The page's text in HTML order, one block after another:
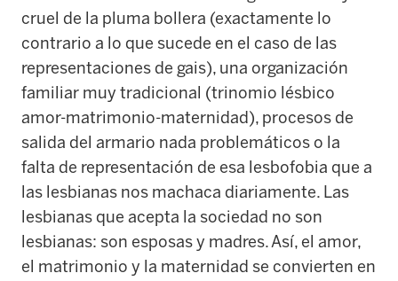
cruel de la pluma bollera (exactamente lo
contrario a lo que sucede en el caso de las
representaciones de gais), una organización
familiar muy tradicional (trinomio lésbico
amor-matrimonio-maternidad), procesos de
salida del armario nada problemáticos o la
falta de representación de esa lesbofobia que a
las lesbianas nos machaca diariamente. Las
lesbianas que acepta la sociedad no son
lesbianas: son esposas y madres. Así, el amor,
el matrimonio y la maternidad se convierten en